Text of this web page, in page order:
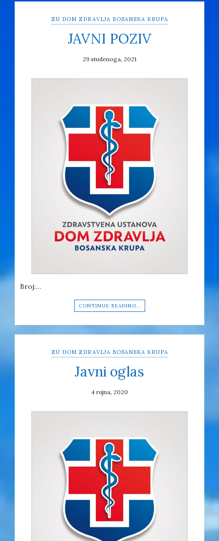
ZU DOM ZDRAVLJA BOSANSKA KRUPA
JAVNI POZIV
29 studenoga, 2021
Broj:…
CONTINUE READING…
ZU DOM ZDRAVLJA BOSANSKA KRUPA
Javni oglas
4 rujna, 2020